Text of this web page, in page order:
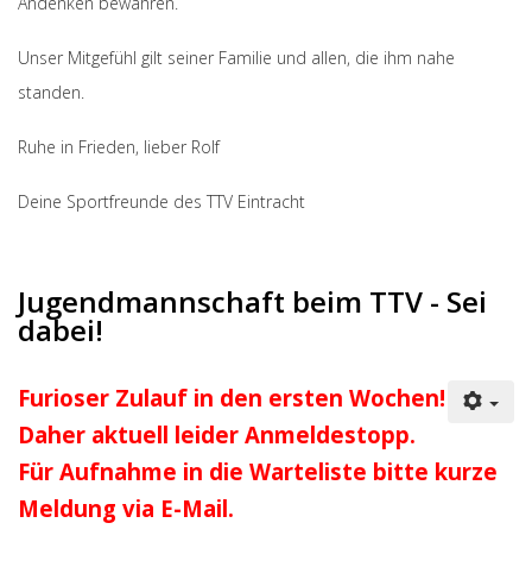
Unser Mitgefühl gilt seiner Familie und allen, die ihm nahe
standen.
Ruhe in Frieden, lieber Rolf
Deine Sportfreunde des TTV Eintracht
Jugendmannschaft beim TTV - Sei
dabei!
Furioser Zulauf in den ersten Wochen!
Daher aktuell leider Anmeldestopp.
Für Aufnahme in die Warteliste bitte kurze
Meldung via E-Mail.